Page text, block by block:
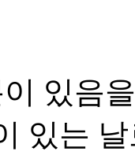
있음
있는